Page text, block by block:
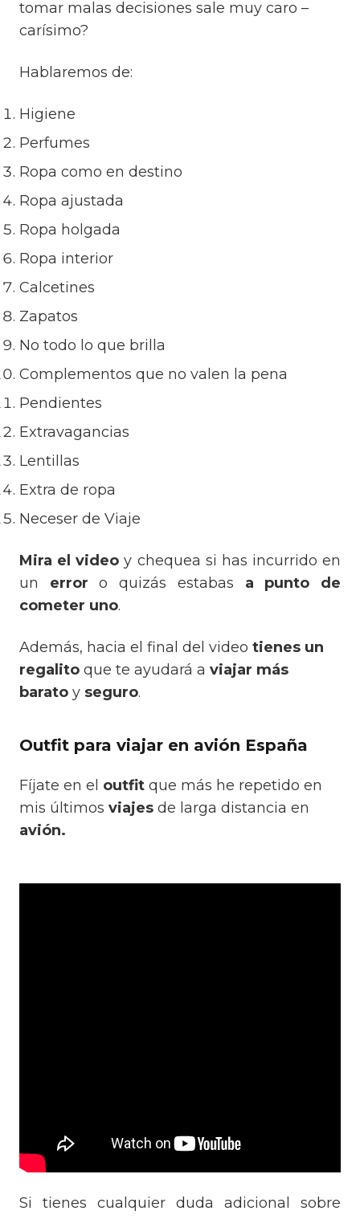
tomar malas decisiones sale muy caro –
carísimo?
Hablaremos de:
Higiene
Perfumes
Ropa como en destino
Ropa ajustada
Ropa holgada
Ropa interior
Calcetines
Zapatos
No todo lo que brilla
Complementos que no valen la pena
Pendientes
Extravagancias
Lentillas
Extra de ropa
Neceser de Viaje
Mira el video y chequea si has incurrido en
un error o quizás estabas a punto de
cometer uno.
Además, hacia el final del video tienes un
regalito que te ayudará a viajar más
barato y seguro.
Outfit para viajar en avión España
Fíjate en el outfit que más he repetido en
mis últimos viajes de larga distancia en
avión.
Si tienes cualquier duda adicional sobre